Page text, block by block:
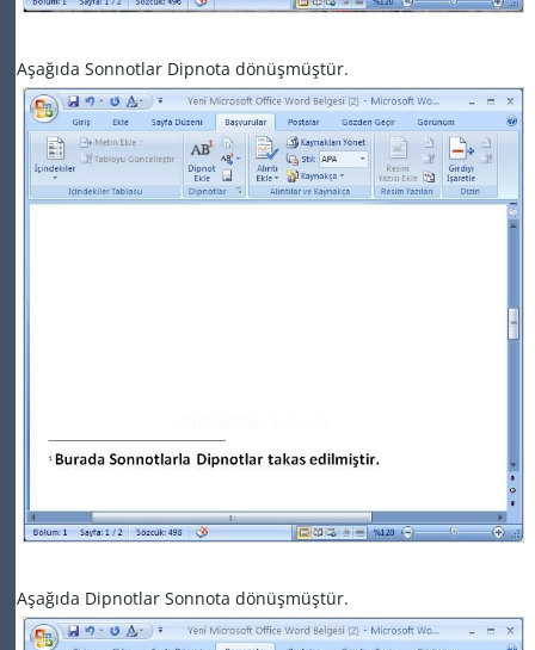
Aşağıda Sonnotlar Dipnota dönüşmüştür.
Aşağıda Dipnotlar Sonnota dönüşmüştür.